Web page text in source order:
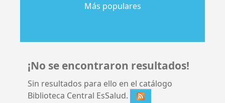
Más populares
¡No se encontraron resultados!
Sin resultados para ello en el catálogo
Biblioteca Central EsSalud.